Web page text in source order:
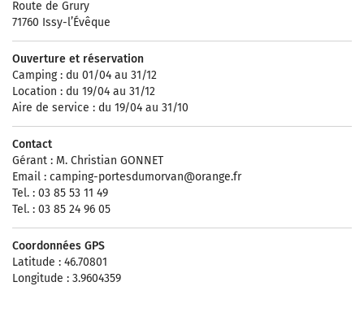
Route de Grury
71760 Issy-l’Évêque
Ouverture et réservation
Camping : du 01/04 au 31/12
Location : du 19/04 au 31/12
Aire de service : du 19/04 au 31/10
Contact
Gérant : M. Christian GONNET
Email : camping-portesdumorvan@orange.fr
Tel. : 03 85 53 11 49
Tel. : 03 85 24 96 05
Coordonnées GPS
Latitude : 46.70801
Longitude : 3.9604359